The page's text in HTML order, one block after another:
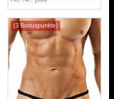
(3 Bonuspunkte)